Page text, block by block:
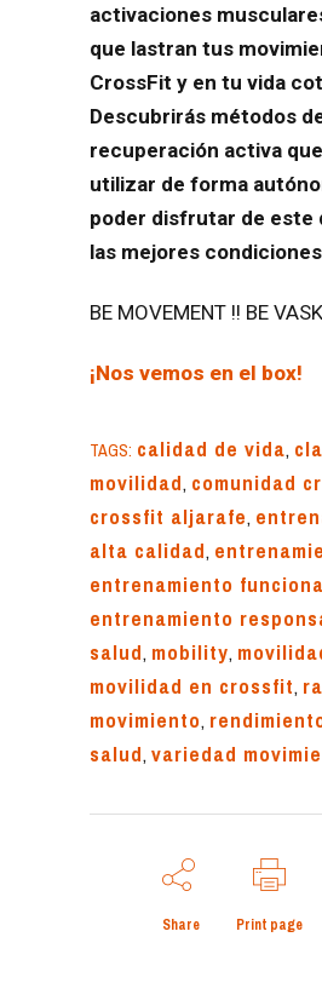
activaciones
que lastran tus
CrossFit y en tu vida
Descubrirás métodos
recuperación activa
utilizar de forma
poder disfrutar de este
las mejores
BE MOVEMENT !! BE
¡Nos vemos en el box!
TAGS: calidad de vida,
movilidad, comunidad
crossfit aljarafe,
alta calidad,
entrenamiento
entrenamiento
salud, mobility,
movilidad en crossfit,
movimiento,
salud,variedad
Share Print page